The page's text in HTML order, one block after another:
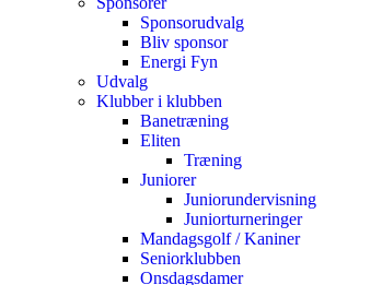
Sponsorudvalg
Bliv sponsor
Energi Fyn
Udvalg
Klubber i klubben
Banetræning
Eliten
Træning
Juniorer
Juniorundervisning
Juniorturneringer
Mandagsgolf / Kaniner
Seniorklubben
Onsdagsdamer